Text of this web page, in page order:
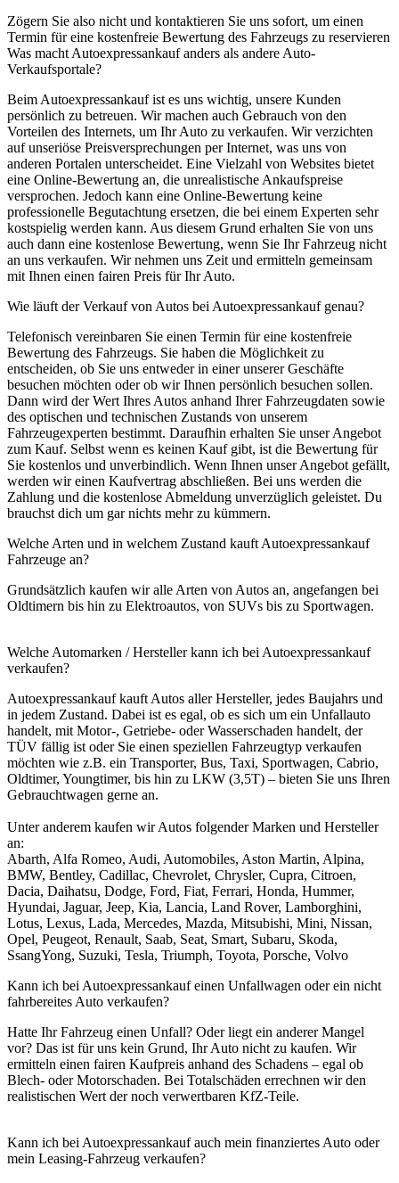
Zögern Sie also nicht und kontaktieren Sie uns sofort, um einen
Termin für eine kostenfreie Bewertung des Fahrzeugs zu reservieren
Was macht Autoexpressankauf anders als andere Auto-
Verkaufsportale?
Beim Autoexpressankauf ist es uns wichtig, unsere Kunden
persönlich zu betreuen. Wir machen auch Gebrauch von den
Vorteilen des Internets, um Ihr Auto zu verkaufen. Wir verzichten
auf unseriöse Preisversprechungen per Internet, was uns von
anderen Portalen unterscheidet. Eine Vielzahl von Websites bietet
eine Online-Bewertung an, die unrealistische Ankaufspreise
versprochen. Jedoch kann eine Online-Bewertung keine
professionelle Begutachtung ersetzen, die bei einem Experten sehr
kostspielig werden kann. Aus diesem Grund erhalten Sie von uns
auch dann eine kostenlose Bewertung, wenn Sie Ihr Fahrzeug nicht
an uns verkaufen. Wir nehmen uns Zeit und ermitteln gemeinsam
mit Ihnen einen fairen Preis für Ihr Auto.
Wie läuft der Verkauf von Autos bei Autoexpressankauf genau?
Telefonisch vereinbaren Sie einen Termin für eine kostenfreie
Bewertung des Fahrzeugs. Sie haben die Möglichkeit zu
entscheiden, ob Sie uns entweder in einer unserer Geschäfte
besuchen möchten oder ob wir Ihnen persönlich besuchen sollen.
Dann wird der Wert Ihres Autos anhand Ihrer Fahrzeugdaten sowie
des optischen und technischen Zustands von unserem
Fahrzeugexperten bestimmt. Daraufhin erhalten Sie unser Angebot
zum Kauf. Selbst wenn es keinen Kauf gibt, ist die Bewertung für
Sie kostenlos und unverbindlich. Wenn Ihnen unser Angebot gefällt,
werden wir einen Kaufvertrag abschließen. Bei uns werden die
Zahlung und die kostenlose Abmeldung unverzüglich geleistet. Du
brauchst dich um gar nichts mehr zu kümmern.
Welche Arten und in welchem Zustand kauft Autoexpressankauf
Fahrzeuge an?
Grundsätzlich kaufen wir alle Arten von Autos an, angefangen bei
Oldtimern bis hin zu Elektroautos, von SUVs bis zu Sportwagen.
Welche Automarken / Hersteller kann ich bei Autoexpressankauf
verkaufen?
Autoexpressankauf kauft Autos aller Hersteller, jedes Baujahrs und
in jedem Zustand. Dabei ist es egal, ob es sich um ein Unfallauto
handelt, mit Motor-, Getriebe- oder Wasserschaden handelt, der
TÜV fällig ist oder Sie einen speziellen Fahrzeugtyp verkaufen
möchten wie z.B. ein Transporter, Bus, Taxi, Sportwagen, Cabrio,
Oldtimer, Youngtimer, bis hin zu LKW (3,5T) – bieten Sie uns Ihren
Gebrauchtwagen gerne an.
Unter anderem kaufen wir Autos folgender Marken und Hersteller
an:
Abarth, Alfa Romeo, Audi, Automobiles, Aston Martin, Alpina,
BMW, Bentley, Cadillac, Chevrolet, Chrysler, Cupra, Citroen,
Dacia, Daihatsu, Dodge, Ford, Fiat, Ferrari, Honda, Hummer,
Hyundai, Jaguar, Jeep, Kia, Lancia, Land Rover, Lamborghini,
Lotus, Lexus, Lada, Mercedes, Mazda, Mitsubishi, Mini, Nissan,
Opel, Peugeot, Renault, Saab, Seat, Smart, Subaru, Skoda,
SsangYong, Suzuki, Tesla, Triumph, Toyota, Porsche, Volvo
Kann ich bei Autoexpressankauf einen Unfallwagen oder ein nicht
fahrbereites Auto verkaufen?
Hatte Ihr Fahrzeug einen Unfall? Oder liegt ein anderer Mangel
vor? Das ist für uns kein Grund, Ihr Auto nicht zu kaufen. Wir
ermitteln einen fairen Kaufpreis anhand des Schadens – egal ob
Blech- oder Motorschaden. Bei Totalschäden errechnen wir den
realistischen Wert der noch verwertbaren KfZ-Teile.
Kann ich bei Autoexpressankauf auch mein finanziertes Auto oder
mein Leasing-Fahrzeug verkaufen?